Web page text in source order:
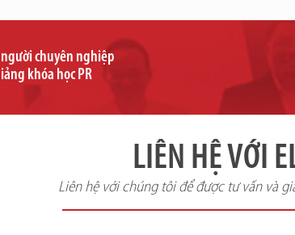
người chuyên nghiệp
khóa học PR
LIÊN HỆ VỚI
Liên hệ với chúng tôi để được tư vấn và